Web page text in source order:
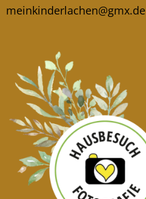
meinkinderlachen@gmx.de